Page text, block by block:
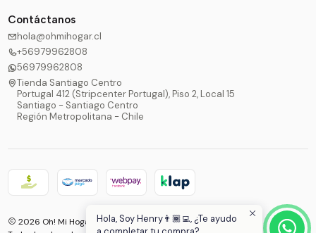
Contáctanos
hola@ohmihogar.cl
+56979962808
56979962808
Tienda Santiago Centro
Portugal 412 (Stripcenter Portugal), Piso 2, Local 15
Santiago - Santiago Centro
Región Metropolitana - Chile
2026 Oh! Mi Hogar®.Hola, Soy Henry👨🏾‍💻, ¿Te ayudo